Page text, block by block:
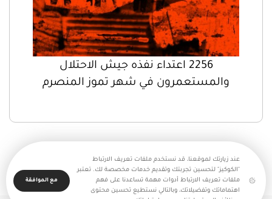
2256 اعتداء نفذه جيش الاحتلال
والمستعمرون في شهر تموز المنصرم
عند زيارتك لموقعنا، قد نستخدم ملفات تعريف الارتباط
"الكوكيز" لتحسين تجربتك وتقديم خدمات مخصصة لك. تعتبر
ملفات تعريف الارتباط أدوات مهمة تساعدنا على فهم
اهتماماتك وتفضيلاتك، وبالتالي نستطيع تحسين محتوى
مع الموافقة